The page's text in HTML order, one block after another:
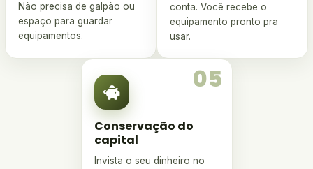
Não precisa de galpão ou
espaço para guardar
equipamentos.
conta. Você recebe o
equipamento pronto pra
usar.
05
Conservação do
capital
Invista o seu dinheiro no